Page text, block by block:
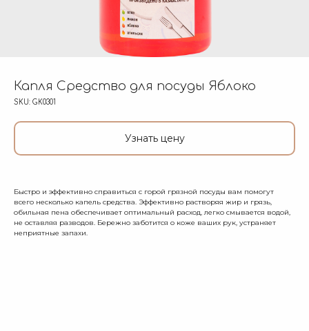
Капля Средство для посуды Яблоко
SKU: GK0301
Узнать цену
Быстро и эффективно справиться с горой грязной посуды вам помогут
всего несколько капель средства. Эффективно растворяя жир и грязь,
обильная пена обеспечивает оптимальный расход, легко смывается водой,
не оставляя разводов. Бережно заботится о коже ваших рук, устраняет
неприятные запахи.